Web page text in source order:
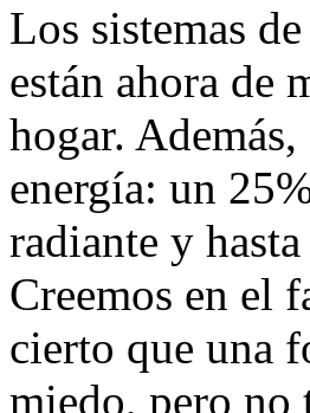
Los sistemas
están ahora de
hogar.
energía: un
radiante y
Creemos en el
cierto que una
miedo, pero no